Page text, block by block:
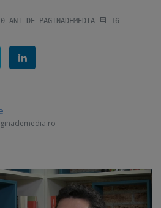
ANI DE PAGINADEMEDIA 16